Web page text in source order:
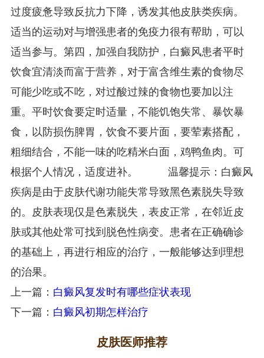
过度疲惫导致反抗力下降，诱发其他皮肤类疾病。
适当的运动对与增强患者的免疫力很有帮助，可以
适当参与。第四，加强自我防护，白癜风患者平时
饮食宜清淡而富于营养，对于富含维生素的食物尽
可能少吃或不吃，对过酸过辣的食物也要加以注
重。平时饮食要定时适量，不能饥饱失常、暴饮暴
食，以防损伤脾胃，饮食不要片面，要荤素搭配，
粗细结合，不能一味的吃精米白面，鸡鸭鱼肉。可
根据个人情况，适度进补。 温馨提示：白癜风
疾病是由于皮肤代谢功能失常导致黑色素脱失导致
的。皮肤表现仅是色素脱失，表皮正常，在邻近皮
肤或其他处常可找到脱色性病变。患者在正确确诊
的基础上，再进行相应的治疗，一般能够达到理想
的治果。
上一篇： 白癜风复发时有哪些症状表现
下一篇： 白癜风初期怎样治疗
皮肤医师推荐